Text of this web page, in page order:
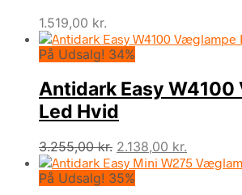
1.519,00 kr.
På Udsalg! 34%
Antidark Easy
Led Hvid
3.255,00kr. Den
oprindelige
pris
2.138,00 kr.
aktuelle
På Udsalg! 35%